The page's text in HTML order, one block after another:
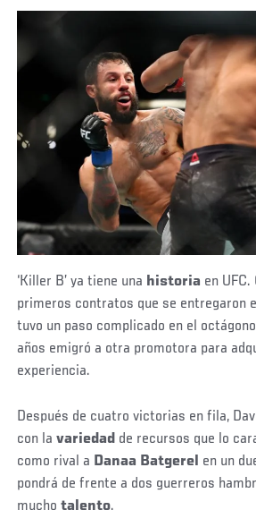
‘Killer B’ ya tiene una historia en
primeros contratos que se entregaron
tuvo un paso complicado en el
años emigró a otra promotora para
experiencia.
Después de cuatro victorias en fila,
con lavariedad de recursos que lo
como rival a Danaa Batgerel en un
pondrá de frente a dos guerreros
muchotalento.